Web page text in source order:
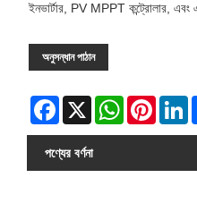
ইনভার্টার, PV MPPT কন্ট্রোলার, এবং
অনুসন্ধান পাঠান
Facebook
X WhatsApp
পণ্যের বর্ণনা